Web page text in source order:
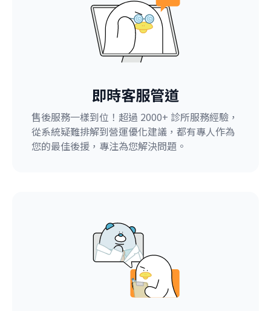
即時客服管道
售後服務一樣到位！超過 2000+ 診所服務經驗，
從系統疑難排解到營運優化建議，都有專人作為
您的最佳後援，專注為您解決問題。